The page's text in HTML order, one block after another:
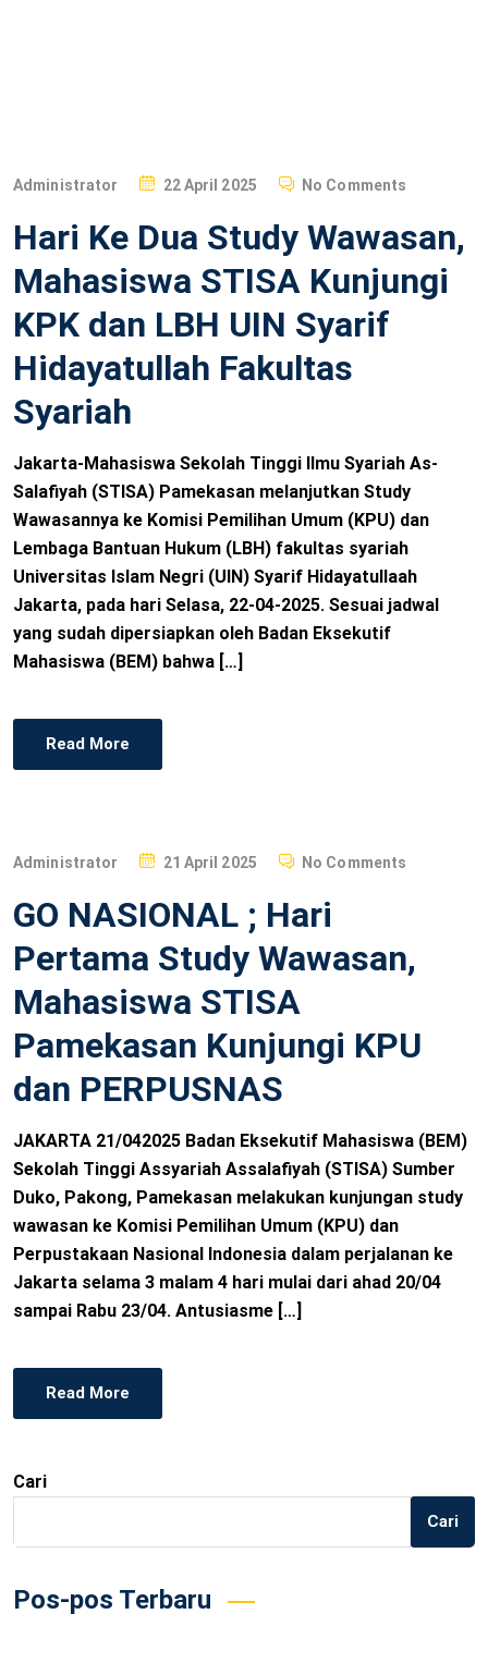
Administrator
P
S
E
O
N
22 April 2025 No Comments
Hari Ke Dua Study Wawasan,
Mahasiswa STISA Kunjungi
KPK dan LBH UIN Syarif
Hidayatullah Fakultas
Syariah
Jakarta-Mahasiswa Sekolah Tinggi Ilmu Syariah As-
Salafiyah (STISA) Pamekasan melanjutkan Study
Wawasannya ke Komisi Pemilihan Umum (KPU) dan
Lembaga Bantuan Hukum (LBH) fakultas syariah
Universitas Islam Negri (UIN) Syarif Hidayatullaah
Jakarta, pada hari Selasa, 22-04-2025. Sesuai jadwal
yang sudah dipersiapkan oleh Badan Eksekutif
Mahasiswa (BEM) bahwa […]
Read More
Administrator
P
S
T
E
D
N
21 April 2025 No Comments
GO NASIONAL ; Hari
Pertama Study Wawasan,
Mahasiswa STISA
Pamekasan Kunjungi KPU
dan PERPUSNAS
JAKARTA 21/042025 Badan Eksekutif Mahasiswa (BEM)
Sekolah Tinggi Assyariah Assalafiyah (STISA) Sumber
Duko, Pakong, Pamekasan melakukan kunjungan study
wawasan ke Komisi Pemilihan Umum (KPU) dan
Perpustakaan Nasional Indonesia dalam perjalanan ke
Jakarta selama 3 malam 4 hari mulai dari ahad 20/04
sampai Rabu 23/04. Antusiasme […]
Read More
Cari
Cari
Pos-pos Terbaru